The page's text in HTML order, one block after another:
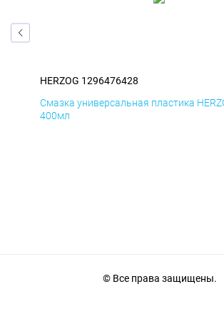
HERZOG 1296476428
Смазка универсальная пластика
400мл
© Все права защищены.